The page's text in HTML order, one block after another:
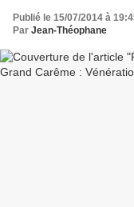
Publié le 15/07/2014 à
Par Jean-Théophane